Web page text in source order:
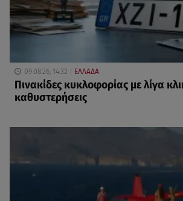
09.08.26, 14:32 ΕΛΛΑΔΑ
Πινακίδες κυκλοφορίας με λίγα
καθυστερήσεις